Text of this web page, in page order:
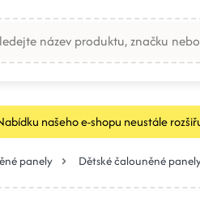
našeho e-shopu neustále
panely Dětské čalouněné